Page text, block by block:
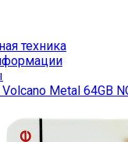
техника
Metal 64GB